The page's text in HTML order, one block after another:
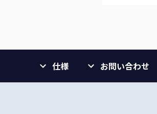
仕様 お問い合わせ